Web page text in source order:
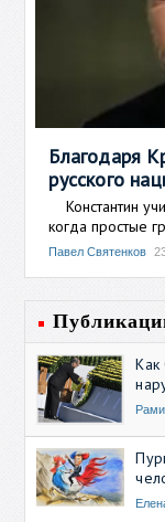
Благодаря
русского
Константин
когда простые
Павел Святенков
Как